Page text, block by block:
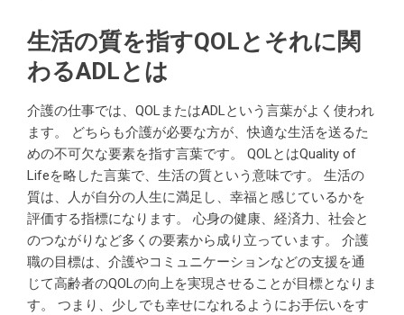
生活の質を指すQOLとそれに関
わるADLとは
介護の仕事では、QOLまたはADLという言葉がよく使われ
ます。 どちらも介護が必要な方が、快適な生活を送るた
めの不可欠な要素を指す言葉です。 QOLとはQuality of
Lifeを略した言葉で、生活の質という意味です。 生活の
質は、人が自分の人生に満足し、幸福と感じているかを
評価する指標になります。 心身の健康、経済力、社会と
のつながりなど多くの要素から成り立っています。 介護
職の目標は、介護やコミュニケーションなどの支援を通
じて高齢者のQOLの向上を実現させることが目標となりま
す。 つまり、少しでも幸せになれるようにお手伝いをす